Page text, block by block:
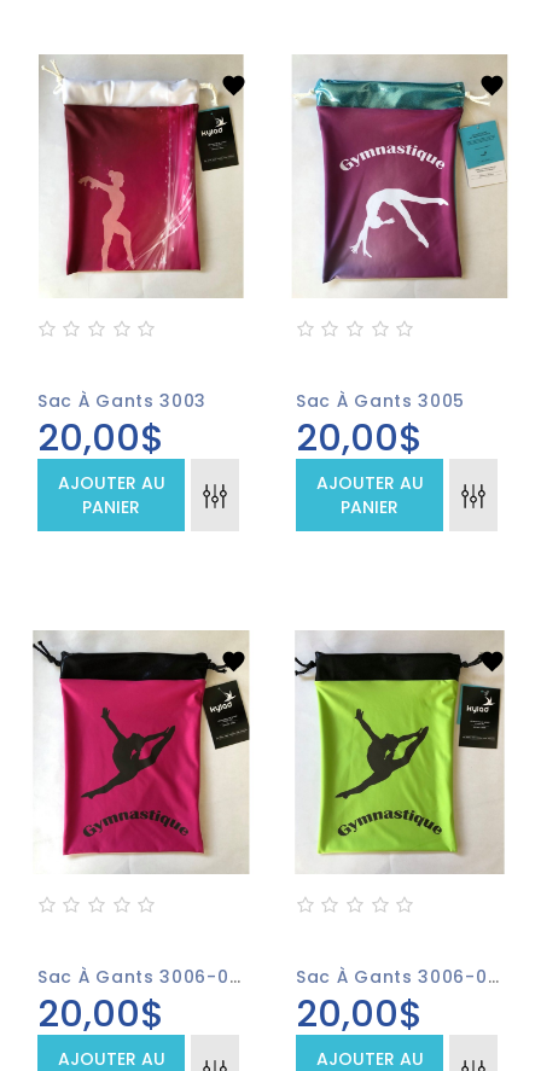
Sac À Gants 3003
20,00$
AJOUTER AU
PANIER
Sac À Gants 3005
20,00$
AJOUTER AU
PANIER
Sac À Gants 3006-01 Fushia
20,00$
AJOUTER AU
Sac À Gants 3006-02 Vert
20,00$
AJOUTER AU